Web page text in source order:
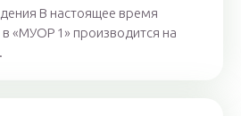
В настоящее время
в «МУОР 1» производится на